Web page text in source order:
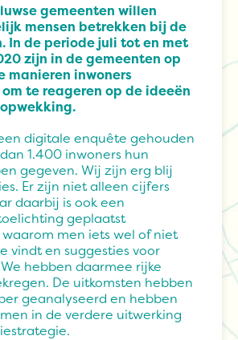
gemeenten willen
mensen betrekken bij de
In de periode juli tot en met
zijn in de gemeenten op
manieren inwoners
te reageren op de ideeën
digitale enquête gehouden
1.400 inwoners hun
gegeven. Wij zijn erg blij
Er zijn niet alleen cijfers
daarbij is ook een
geplaatst
men iets wel of niet
vindt en suggesties voor
hebben daarmee rijke
De uitkomsten hebben
geanalyseerd en hebben
in de verdere uitwerking